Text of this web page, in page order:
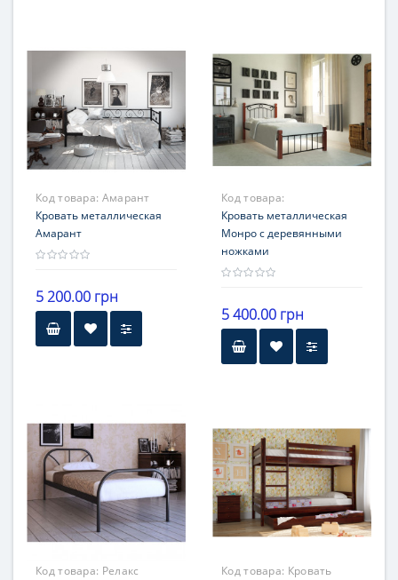
12 месяцев
Код товара: Амарант
Кровать металлическая
Амарант
5 200.00 грн
12 месяцев
Код товара:
Металлдизайн
Кровать металлическая
Монро с деревянными
ножками
5 400.00 грн
Код товара: Релакс Код товара: Кровать